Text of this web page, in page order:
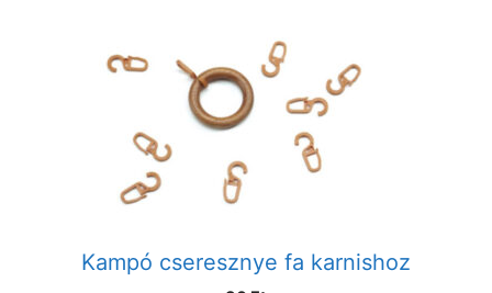
Kampó cseresznye fa karnishoz